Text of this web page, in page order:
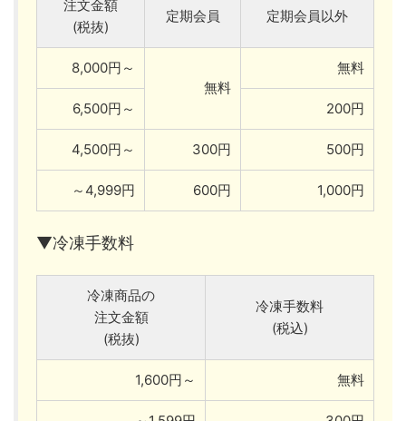
注文金額
(税抜)
定期会員 定期会員以外
8,000円～
無料
無料
6,500円～ 200円
4,500円～ 300円 500円
～4,999円 600円 1,000円
▼冷凍手数料
冷凍商品の
注文金額
(税抜)
冷凍手数料
(税込)
1,600円～ 無料